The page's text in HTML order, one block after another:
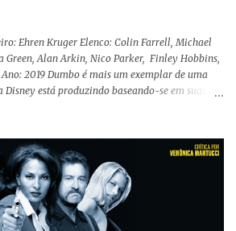
Ehren Kruger Elenco: Colin Farrell, Michael
Green, Alan Arkin, Nico Parker, Finley Hobbins,
2019 Dumbo é mais um exemplar de uma
está produzindo baseando-se em suas
elefantinho voador foi reinventada de forma
perfeitamente a proposta. Não há animais
nem por isso o tom lúdico e infantil é deixado
histórica, o filme supera a animação original
, superando a animação original em termos
começa quando o pai das crianças, Holt